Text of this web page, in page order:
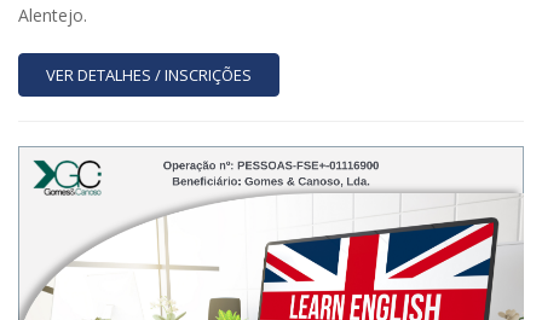
Alentejo.
VER DETALHES / INSCRIÇÕES